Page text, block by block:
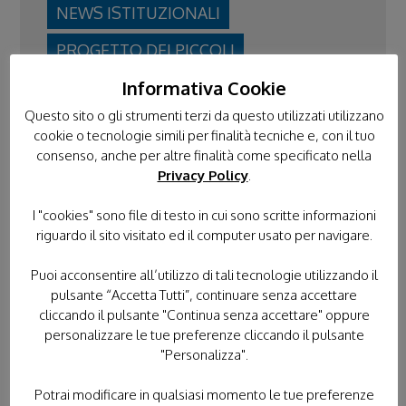
NEWS ISTITUZIONALI
PROGETTO DEI PICCOLI
PROTEZIONE CIVILE
RASSEGNA STAMPA
SENZA CATEGORIA
SERVIZIO CIVILE
VOLONTARIATO IN TERRA SANTA
DONACI IL TUO 5×1000
Informativa Cookie
Questo sito o gli strumenti terzi da questo utilizzati utilizzano
cookie o tecnologie simili per finalità tecniche e, con il tuo
consenso, anche per altre finalità come specificato nella
Privacy Policy.
I "cookies" sono file di testo in cui sono scritte informazioni
riguardo il sito visitato ed il computer usato per navigare.
Puoi acconsentire all’utilizzo di tali tecnologie utilizzando il
pulsante “Accetta Tutti”, continuare senza accettare
cliccando il pulsante "Continua senza accettare" oppure
personalizzare le tue preferenze cliccando il pulsante
"Personalizza".
Potrai modificare in qualsiasi momento le tue preferenze